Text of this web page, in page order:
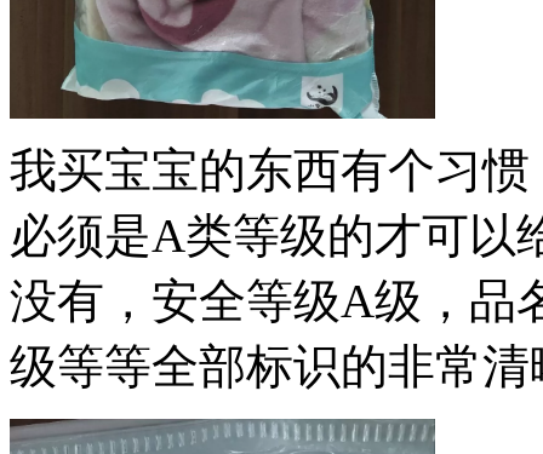
我买宝宝的东西有个习
必须是A类等级的才可以
没有，安全等级A级，品
级等等全部标识的非常清